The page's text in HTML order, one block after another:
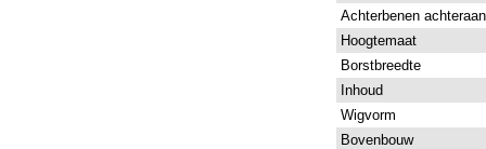
Achterbenen
Hoogtemaat
Borstbreedte
Inhoud
Wigvorm
Bovenbouw